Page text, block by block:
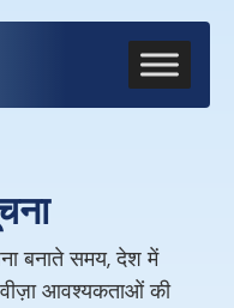
बनाते समय, देश में
आवश्यकताओं की